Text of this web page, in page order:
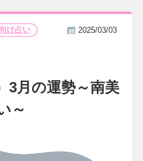
け占い 2025/03/03
3月の運勢～南美
～